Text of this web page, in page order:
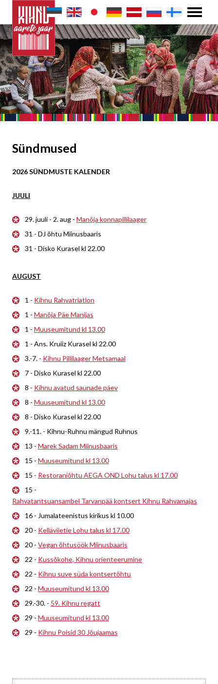
Sündmused
2026 SÜNDMUSTE KALENDER
JUULI
29. juuli - 2. aug - Manõja konnapillilaager
31 - DJ õhtu Miinusbaaris
31 - Disko Kurasel kl 22.00
AUGUST
1 - Kihnu Rahvatriatlon
1 - Manõja Päe Manijas
1 - Muuseumitund kl 13.00
1 - Ans. Kruiiz Kurasel kl 22.00
3.-7. - Kihnu Pillilaager Metsamaal
7 - Disko Kurasel kl 22.00
8 - Kihnu avatud saunade päev
8 - Muuseumitund kl 13.00
8 - Disko Kurasel kl 22.00
9.-11. - Kihnu-Ruhnu mängud Ruhnus
13 - Marek Sadam Miinusbaaris
15 - Muuseumitund kl 13.00
15 - Restoraniõhtu AEGA OND Lohu talus kl 17.00
15 -
Rahvatantsuansambel Tarvanpää kontsert Kihnu Rahvamajas
16 - Jumalateenistus kirikus kl 10.00
20 - Kelläviietie Lohu talus kl 17.00
20 - Vegan õhtusöök Miinusbaaris
22 - Kussõkohe, Kihnu orienteerumine
22 - Kihnu suve süda kontsertõhtu
22 - Muuseumitund kl 13.00
29.-30. - 59. Kihnu regatt
29 - Muuseumitund kl 13.00
29 - Kihnu Poisid 30 Jõujaamas